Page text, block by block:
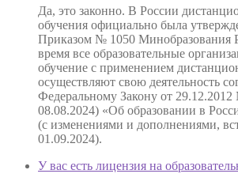
Да, это законно. В России
обучения официально была
Приказом № 1050 Минобразования
время все образовательные
обучение с применением
осуществляют свою деятельность
Федеральному Закону от
08.08.2024) «Об образовании в
(с изменениями и дополнениями,
01.09.2024).
У вас есть лицензия на